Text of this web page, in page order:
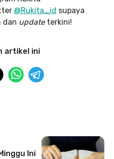
@Rukita_id supaya
dan update terkini!
artikel ini
Ini